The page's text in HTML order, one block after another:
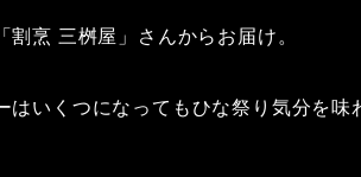
割烹 三桝屋」さんからお届け。
はいくつになってもひな祭り気分を味